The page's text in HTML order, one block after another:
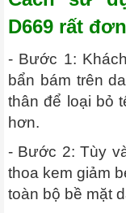
D669 rất
- Bước 1:
bẩn bám trên
thân để loại bỏ
hơn.
- Bước 2: Tùy
thoa kem giảm
toàn bộ bề mặt